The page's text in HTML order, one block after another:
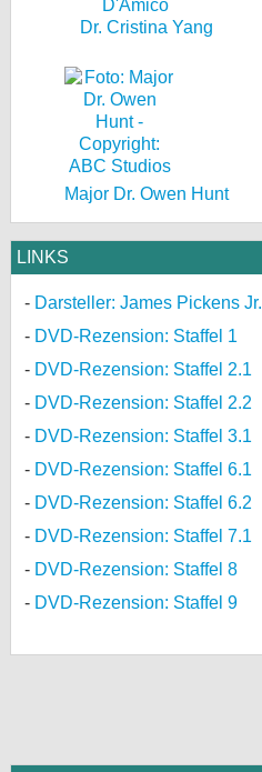
Dr. Cristina Yang
Major Dr. Owen Hunt
LINKS
Darsteller: James Pickens Jr.
DVD-Rezension: Staffel 1
DVD-Rezension: Staffel 2.1
DVD-Rezension: Staffel 2.2
DVD-Rezension: Staffel 3.1
DVD-Rezension: Staffel 6.1
DVD-Rezension: Staffel 6.2
DVD-Rezension: Staffel 7.1
DVD-Rezension: Staffel 8
DVD-Rezension: Staffel 9